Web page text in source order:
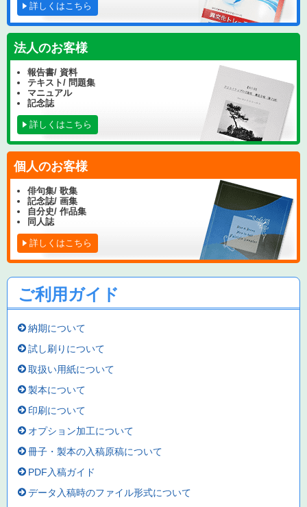
詳しくはこちら
法人のお客様
報告書/ 資料
テキスト/ 問題集
マニュアル
記念誌
詳しくはこちら
個人のお客様
俳句集/ 歌集
記念誌/ 画集
自分史/ 作品集
同人誌
詳しくはこちら
ご利用ガイド
納期について
試し刷りについて
取扱い用紙について
製本について
印刷について
オプション加工について
冊子・製本の入稿原稿について
PDF入稿ガイド
データ入稿時のファイル形式について